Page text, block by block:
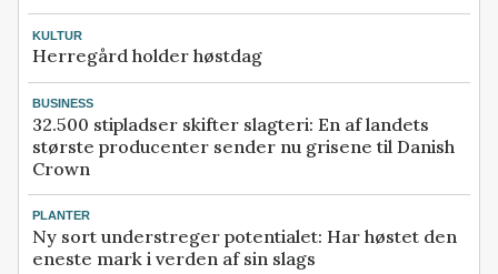
KULTUR
Herregård holder høstdag
BUSINESS
32.500 stipladser skifter slagteri: En af landets
største producenter sender nu grisene til Danish
Crown
PLANTER
Ny sort understreger potentialet: Har høstet den
eneste mark i verden af sin slags